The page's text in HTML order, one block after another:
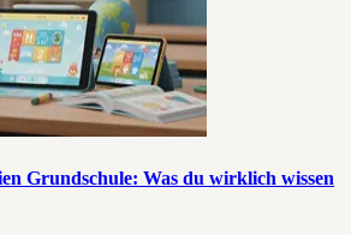
Grundschule: Was du wirklich wissen